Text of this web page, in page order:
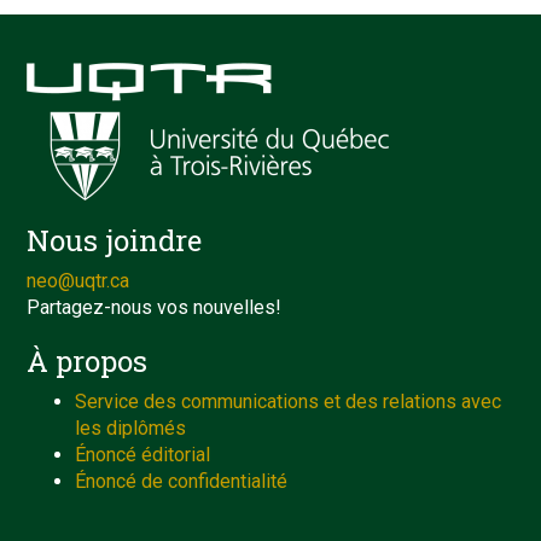
Nous joindre
neo@uqtr.ca
Partagez-nous vos nouvelles!
À propos
Service des communications et des relations avec
les diplômés
Énoncé éditorial
Énoncé de confidentialité